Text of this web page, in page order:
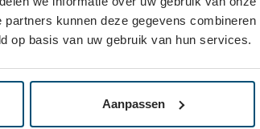
kunnen deze gegevens
op basis van uw gebruik van hun services.
Aanpassen
kunststof profiel
het netjes in het
boring van 30 mm
het systeem
Geschikt voor
Ideaal voor
Bekijk het ST55